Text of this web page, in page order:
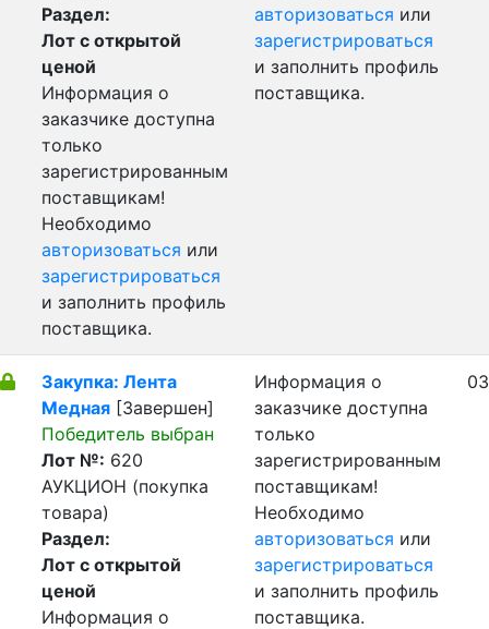
Раздел:
Лот с открытой
ценой
Информация о
заказчике доступна
только
зарегистрированным
поставщикам!
Необходимо
авторизоваться или
зарегистрироваться
и заполнить профиль
поставщика.
авторизоваться или
зарегистрироваться
и заполнить профиль
поставщика.
Закупка: Лента
Медная [Завершен]
Победитель выбран
Лот №: 620
АУКЦИОН (покупка
товара)
Раздел:
Лот с открытой
ценой
Информация о
Информация о
заказчике доступна
только
зарегистрированным
поставщикам!
Необходимо
авторизоваться или
зарегистрироваться
и заполнить профиль
поставщика.